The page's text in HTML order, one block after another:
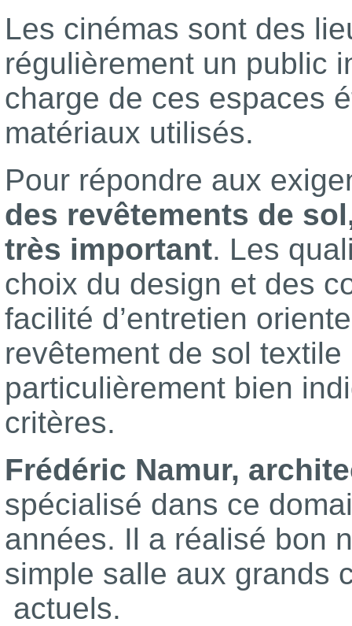
Les cinémas sont des
régulièrement un public
charge de ces espaces
matériaux utilisés.
Pour répondre aux
des revêtements de
très important. Les
choix du design et des
facilité d’entretien
revêtement de sol
particulièrement bien
critères.
Frédéric Namur,
spécialisé dans ce
années. Il a réalisé bon
simple salle aux grands
actuels.